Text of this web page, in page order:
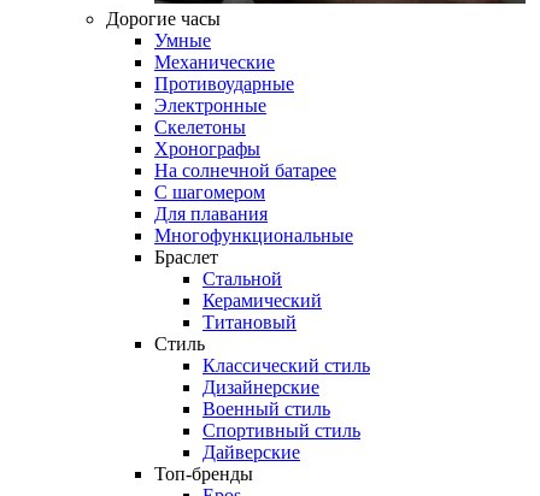
Дорогие часы
Умные
Механические
Противоударные
Электронные
Скелетоны
Хронографы
На солнечной батарее
С шагомером
Для плавания
Многофункциональные
Браслет
Стальной
Керамический
Титановый
Стиль
Классический стиль
Дизайнерские
Военный стиль
Спортивный стиль
Дайверские
Топ-бренды